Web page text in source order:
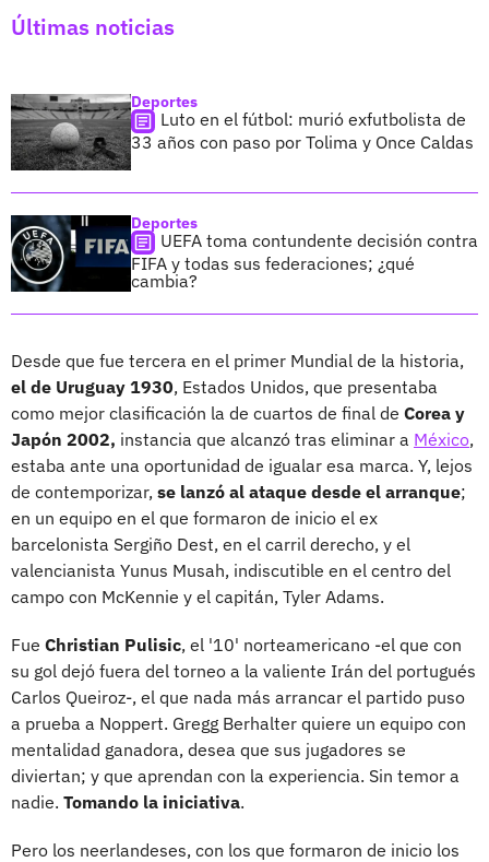
Últimas noticias
Deportes
Luto en el fútbol: murió exfutbolista de
33 años con paso por Tolima y Once Caldas
Deportes
UEFA toma contundente decisión contra
FIFA y todas sus federaciones; ¿qué
cambia?
Desde que fue tercera en el primer Mundial de la historia,
el de Uruguay 1930, Estados Unidos, que presentaba
como mejor clasificación la de cuartos de final de Corea y
Japón 2002, instancia que alcanzó tras eliminar a México,
estaba ante una oportunidad de igualar esa marca. Y, lejos
de contemporizar, se lanzó al ataque desde el arranque;
en un equipo en el que formaron de inicio el ex
barcelonista Sergiño Dest, en el carril derecho, y el
valencianista Yunus Musah, indiscutible en el centro del
campo con McKennie y el capitán, Tyler Adams.
Fue Christian Pulisic, el '10' norteamericano -el que con
su gol dejó fuera del torneo a la valiente Irán del portugués
Carlos Queiroz-, el que nada más arrancar el partido puso
a prueba a Noppert. Gregg Berhalter quiere un equipo con
mentalidad ganadora, desea que sus jugadores se
diviertan; y que aprendan con la experiencia. Sin temor a
nadie. Tomando la iniciativa.
Pero los neerlandeses, con los que formaron de inicio los